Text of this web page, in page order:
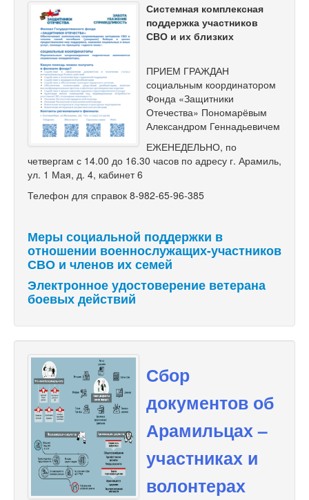
Системная комплексная
поддержка участников
СВО и их близких
ПРИЕМ ГРАЖДАН
социальным координатором
Фонда «Защитники
Отечества» Пономарёвым
Александром Геннадьевичем
ЕЖЕНЕДЕЛЬНО, по
четвергам с 14.00 до 16.30 часов по адресу г. Арамиль,
ул. 1 Мая, д. 4, кабинет 6
Телефон для справок 8-982-65-96-385
Меры социальной поддержки в
отношении военнослужащих-участников
СВО и членов их семей
Электронное удостоверение ветерана
боевых действий
Сбор
документов об
Арамильцах –
участниках и
волонтерах